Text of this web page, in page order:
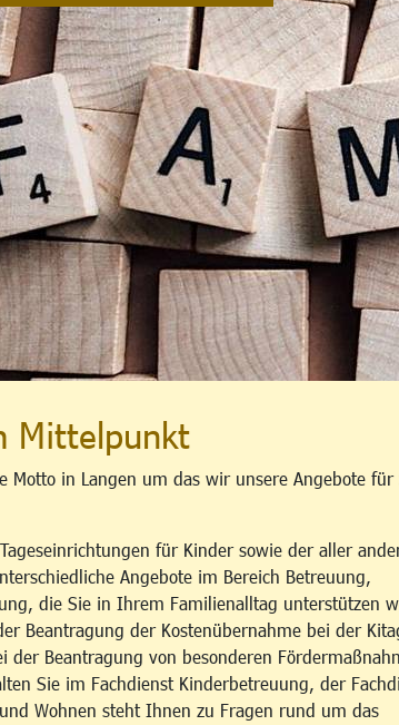
Mittelpunkt
Motto in Langen um das wir unsere Angebote für
für Kinder sowie der aller
Angebote im Bereich Betreuung,
die Sie in Ihrem Familienalltag unterstützen
Beantragung der Kostenübernahme bei der
der Beantragung von besonderen
Sie im Fachdienst Kinderbetreuung, der
Wohnen steht Ihnen zu Fragen rund um das